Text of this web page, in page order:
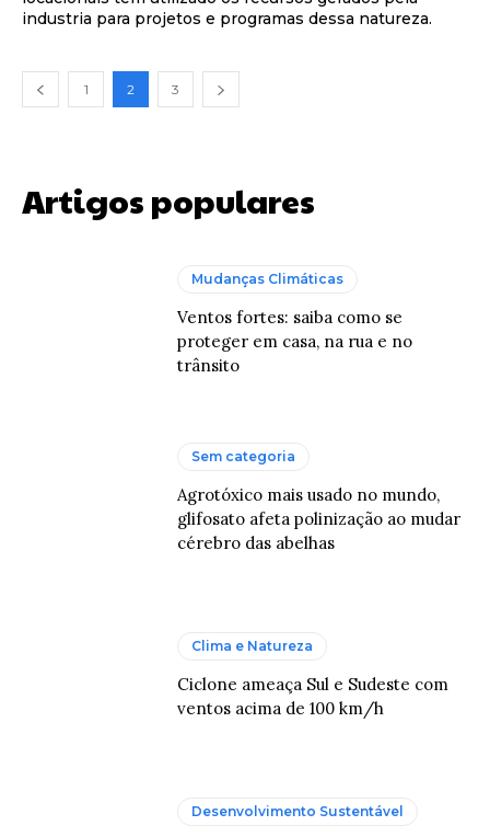
industria para projetos e programas dessa natureza.
1 2 3
Artigos populares
Mudanças Climáticas
Ventos fortes: saiba como se
proteger em casa, na rua e no
trânsito
Sem categoria
Agrotóxico mais usado no mundo,
glifosato afeta polinização ao mudar
cérebro das abelhas
Clima e Natureza
Ciclone ameaça Sul e Sudeste com
ventos acima de 100 km/h
Desenvolvimento Sustentável